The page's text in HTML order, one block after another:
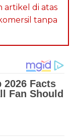
artikel di atas
tanpa